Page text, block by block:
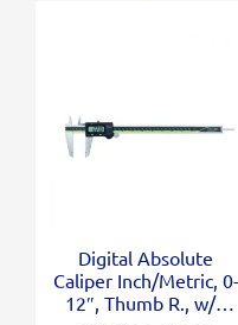
Digital Absolute
Caliper Inch/Metric, 0-
12″, Thumb R., w/o